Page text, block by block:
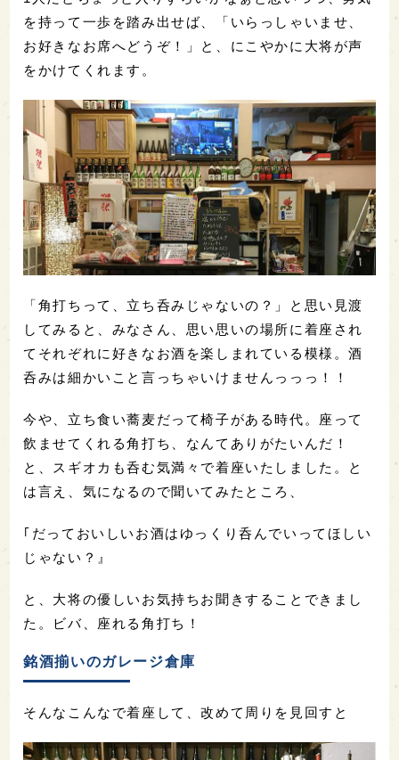
を持って一歩を踏み出せば、「いらっしゃいませ、
お好きなお席へどうぞ！」と、にこやかに大将が声
をかけてくれます。
「角打ちって、立ち呑みじゃないの？」と思い見渡
してみると、みなさん、思い思いの場所に着座され
てそれぞれに好きなお酒を楽しまれている模様。酒
呑みは細かいこと言っちゃいけませんっっっ！！
今や、立ち食い蕎麦だって椅子がある時代。座って
飲ませてくれる角打ち、なんてありがたいんだ！
と、スギオカも呑む気満々で着座いたしました。と
は言え、気になるので聞いてみたところ、
｢だっておいしいお酒はゆっくり呑んでいってほしい
じゃない？』
と、大将の優しいお気持ちお聞きすることできまし
た。ビバ、座れる角打ち！
銘酒揃いのガレージ倉庫
そんなこんなで着座して、改めて周りを見回すと